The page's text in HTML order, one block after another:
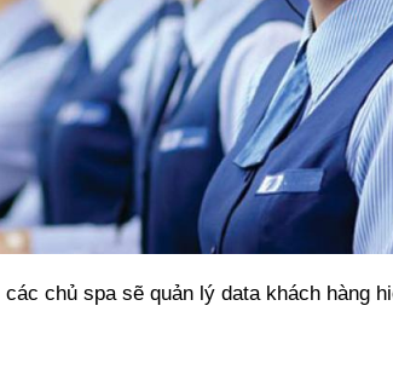
chủ spa sẽ quản lý data khách hàng